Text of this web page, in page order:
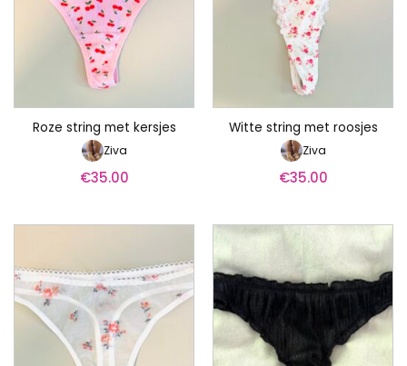
Roze string met kersjes
Ziva
€35.00
Witte string met roosjes
Ziva
€35.00